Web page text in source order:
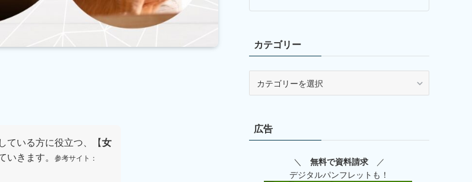
ている方に役立つ、【女
きます。
参考サイト：
カテゴリー
ー広告
＼ 無料で資料請求 ／
デジタルパンフレットも！